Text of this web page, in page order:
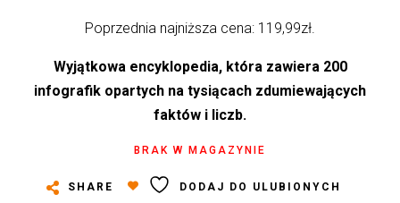
wynosiła:
149,90zł.
wynosi:
119,99zł.
Poprzednia najniższa cena: 119,99zł.
Wyjątkowa encyklopedia, która zawiera 200
infografik opartych na tysiącach zdumiewających
faktów i liczb.
BRAK W MAGAZYNIE
SHARE DODAJ DO ULUBIONYCH